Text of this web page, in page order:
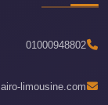
01000948802
limousine.com